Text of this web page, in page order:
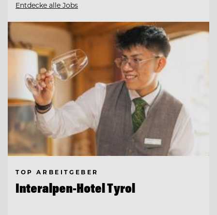
Entdecke alle Jobs
TOP ARBEITGEBER
Interalpen-Hotel Tyrol